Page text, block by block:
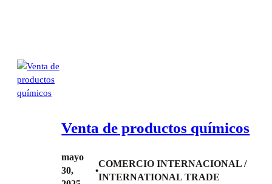
Venta de productos químicos
mayo
30,
•
COMERCIO INTERNACIONAL /
INTERNATIONAL TRADE